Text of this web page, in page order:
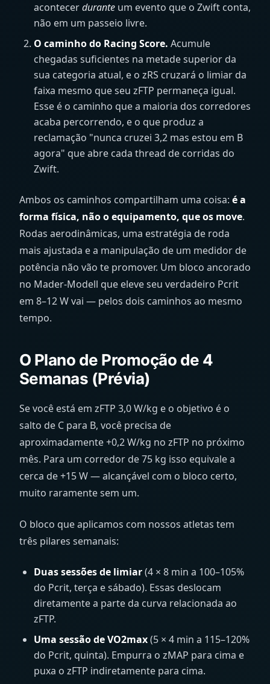
acontecerdurante um evento que o Zwift conta,
não em um passeio livre.
O caminho do Racing Score. Acumule
chegadas suficientes na metade superior da
sua categoria atual, e o zRS cruzará o limiar da
faixa mesmo que seu zFTP permaneça igual.
Esse é o caminho que a maioria dos corredores
acaba percorrendo, e o que produz a
reclamação "nunca cruzei 3,2 mas estou em B
agora" que abre cada thread de corridas do
Zwift.
Ambos os caminhos compartilham uma coisa: é a
forma física, não o equipamento, que os move.
Rodas aerodinâmicas, uma estratégia de roda
mais ajustada e a manipulação de um medidor de
potência não vão te promover. Um bloco ancorado
no Mader-Modell que eleve seu verdadeiro Pcrit
em 8–12 W vai — pelos dois caminhos ao mesmo
tempo.
O Plano de Promoção de 4
Semanas (Prévia)
Se você está em zFTP 3,0 W/kg e o objetivo é o
salto de C para B, você precisa de
aproximadamente +0,2 W/kg no zFTP no próximo
mês. Para um corredor de 75 kg isso equivale a
cerca de +15 W — alcançável com o bloco certo,
muito raramente sem um.
O bloco que aplicamos com nossos atletas tem
três pilares semanais:
Duas sessões de limiar(4 × 8 min a 100–105%
do Pcrit, terça e sábado). Essas deslocam
diretamente a parte da curva relacionada ao
zFTP.
Uma sessão de VO2max(5 × 4 min a 115–120%
do Pcrit, quinta). Empurra o zMAP para cima e
puxa o zFTP indiretamente para cima.